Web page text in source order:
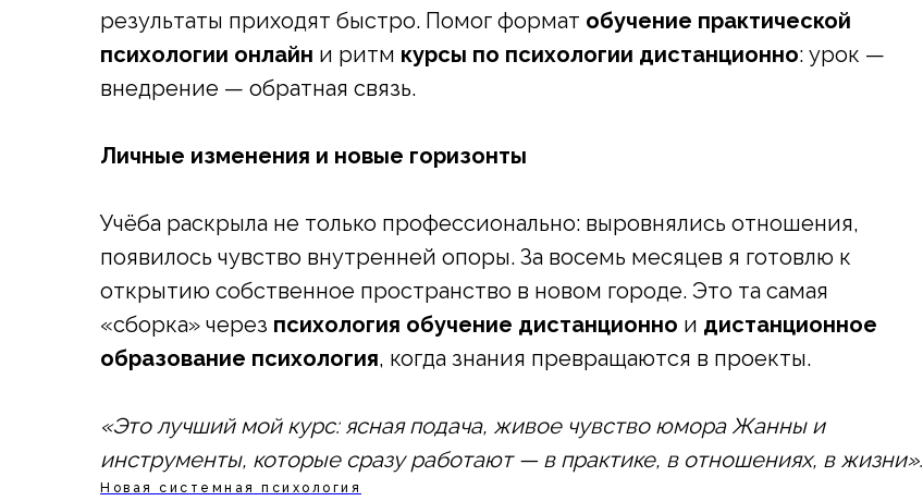
результаты приходят быстро. Помог формат обучение практической
психологии онлайн и ритм курсы по психологии дистанционно: урок —
внедрение — обратная связь.
Личные изменения и новые горизонты
Учёба раскрыла не только профессионально: выровнялись отношения,
появилось чувство внутренней опоры. За восемь месяцев я готовлю к
открытию собственное пространство в новом городе. Это та самая
«сборка» через психология обучение дистанционно и дистанционное
образование психология, когда знания превращаются в проекты.
«Это лучший мой курс: ясная подача, живое чувство юмора Жанны и
инструменты, которые сразу работают — в практике, в отношениях, в жизни».
Новая системная психология